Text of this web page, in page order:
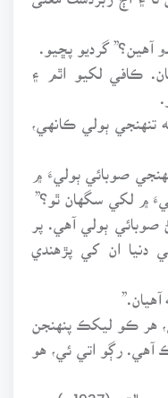
آهين؟” گرديو پڇيو.
ڪافي لکيو اٿم ۽
تنهنجي ٻولي ڪانهي،
صوبائي ٻوليءَ ۾
۾ لکي سگهان ٿو؟”
صوبائي ٻولي آهي. پر
دنيا ان کي پڙهندي
هر ڪو ليکڪ پنهنجن
آهي. رڳو اتي ئي، هو
“شايد اوهان کي اسان جي صوبي جي حالتن (1937ع) جي